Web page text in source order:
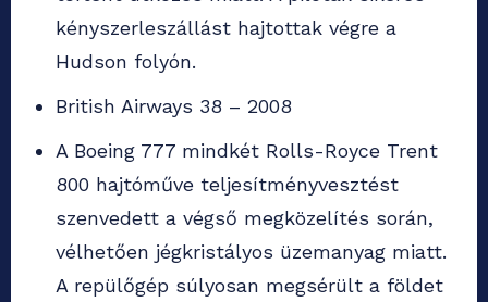
kényszerleszállást hajtottak végre a
Hudson folyón.
British Airways 38 – 2008
A Boeing 777 mindkét Rolls-Royce Trent
800 hajtóműve teljesítményvesztést
szenvedett a végső megközelítés során,
vélhetően jégkristályos üzemanyag miatt.
A repülőgép súlyosan megsérült a földet